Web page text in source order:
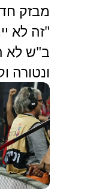
מבזק
"זה לא
ב"ש לא
ונטורה